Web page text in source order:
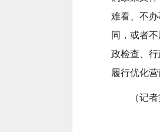
难看、不
同，或者
政检查、
履行优化
（记